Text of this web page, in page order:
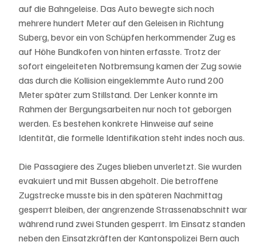
auf die Bahngeleise. Das Auto bewegte sich noch
mehrere hundert Meter auf den Geleisen in Richtung
Suberg, bevor ein von Schüpfen herkommender Zug es
auf Höhe Bundkofen von hinten erfasste. Trotz der
sofort eingeleiteten Notbremsung kamen der Zug sowie
das durch die Kollision eingeklemmte Auto rund 200
Meter später zum Stillstand. Der Lenker konnte im
Rahmen der Bergungsarbeiten nur noch tot geborgen
werden. Es bestehen konkrete Hinweise auf seine
Identität, die formelle Identifikation steht indes noch aus.
Die Passagiere des Zuges blieben unverletzt. Sie wurden
evakuiert und mit Bussen abgeholt. Die betroffene
Zugstrecke musste bis in den späteren Nachmittag
gesperrt bleiben, der angrenzende Strassenabschnitt war
während rund zwei Stunden gesperrt. Im Einsatz standen
neben den Einsatzkräften der Kantonspolizei Bern auch